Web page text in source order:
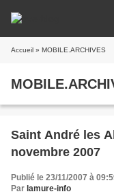
Accueil » MOBILE.ARCHIVES
Saint André les
novembre 2007
Publié le 23/11/2007 à
Par lamure-info